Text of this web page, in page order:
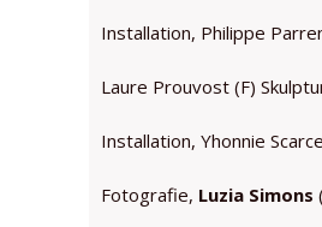
Installation, Philippe
Laure Prouvost (F)
Installation, Yhonnie
Fotografie, Luzia Simons